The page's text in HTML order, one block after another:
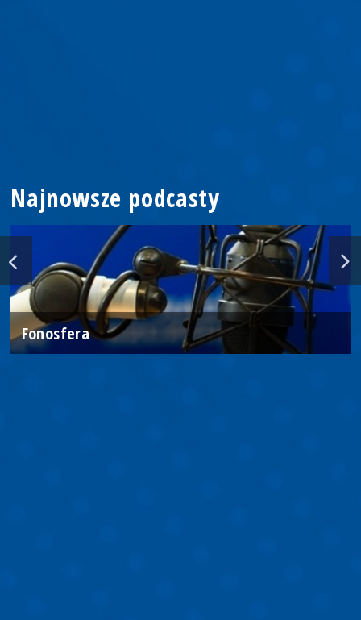
Najnowsze podcasty
Fonosfera